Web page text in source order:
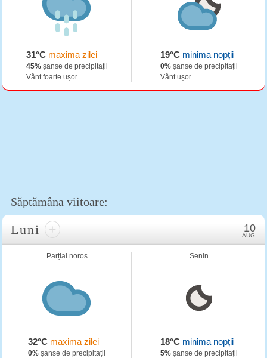
31°Cmaxima zilei
45%șanse de precipitații
Vânt foarte ușor
19°Cminima nopții
0%șanse de precipitații
Vânt ușor
Săptămâna viitoare:
Luni + 10
AUG.
Parțial noros
32°C maxima zilei
0% șanse de precipitații
Senin
18°Cminima nopții
5%șanse de precipitații